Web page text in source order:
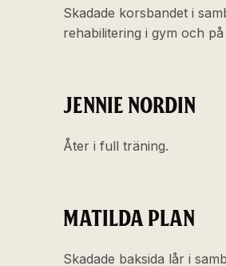
Skadade korsbandet i
rehabilitering i gym och
JENNIE NORDIN
Åter i full träning.
MATILDA PLAN
Skadade baksida lår i